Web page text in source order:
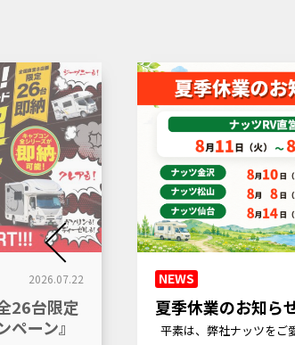
2026.07.22
26台限定
ーン』
NEWS
夏季休業のお知ら
平素は、弊社ナッツをご